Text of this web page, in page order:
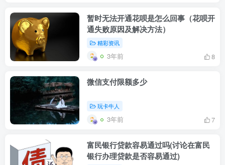
暂时无法开通花呗是怎么回事（花呗开
通失败原因及解决方法）
精彩资讯
3年前 8
微信支付限额多少
玩卡牛人
3年前 7
富民银行贷款容易通过吗(讨论在富民
银行办理贷款是否容易通过)